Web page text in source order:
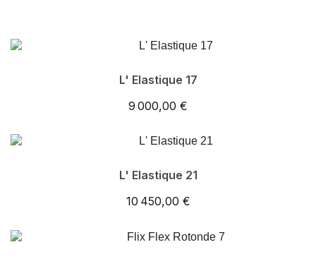
L' Elastique 17
9 000,00 €
L' Elastique 21
10 450,00 €